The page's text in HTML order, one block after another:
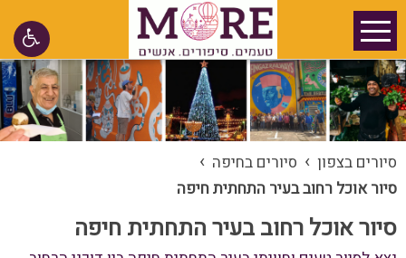
סיורים בצפון › סיורים בחיפה ›
סיור אוכל רחוב בעיר התחתית חיפה
סיור אוכל רחוב בעיר התחתית חיפה